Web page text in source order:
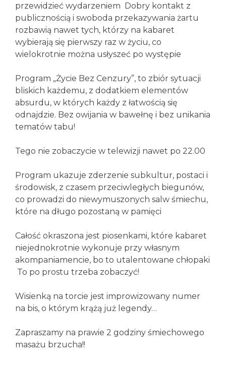
przewidzieć wydarzeniem Dobry kontakt z
publicznością i swoboda przekazywania żartu
rozbawią nawet tych, którzy na kabaret
wybierają się pierwszy raz w życiu, co
wielokrotnie można usłyszeć po występie
Program „Życie Bez Cenzury”, to zbiór sytuacji
bliskich każdemu, z dodatkiem elementów
absurdu, w których każdy z łatwością się
odnajdzie. Bez owijania w bawełnę i bez unikania
tematów tabu!
Tego nie zobaczycie w telewizji nawet po 22.00
Program ukazuje zderzenie subkultur, postaci i
środowisk, z czasem przeciwległych biegunów,
co prowadzi do niewymuszonych salw śmiechu,
które na długo pozostaną w pamięci
Całość okraszona jest piosenkami, które kabaret
niejednokrotnie wykonuje przy własnym
akompaniamencie, bo to utalentowane chłopaki
To po prostu trzeba zobaczyć!
Wisienką na torcie jest improwizowany numer
na bis, o którym krążą już legendy…
Zapraszamy na prawie 2 godziny śmiechowego
masażu brzucha!!